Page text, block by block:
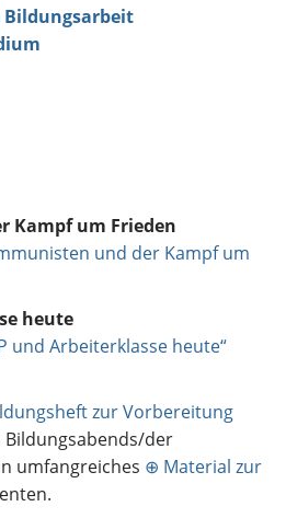
t
Kampf um Frieden
und der Kampf um
heute
und Arbeiterklasse heute“
zur Vorbereitung
Bildungsabends/der
umfangreiches ⊕ Material zur